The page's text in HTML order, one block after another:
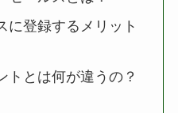
に登録するメリット
トとは何が違うの？